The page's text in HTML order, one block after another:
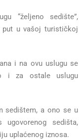
“željeno sedište”,
put u vašoj turističkoj
i na ovu uslugu se
i za ostale uslugu
sedištem, a ono se u
sedišta,
uplaćenog iznosa.